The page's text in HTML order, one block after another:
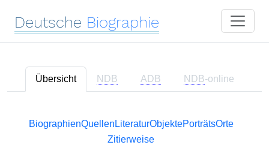
Deutsche Biographie
Übersicht NDB ADB NDB-online
BiographienQuellen LiteraturObjektePorträtsOrte
Zitierweise